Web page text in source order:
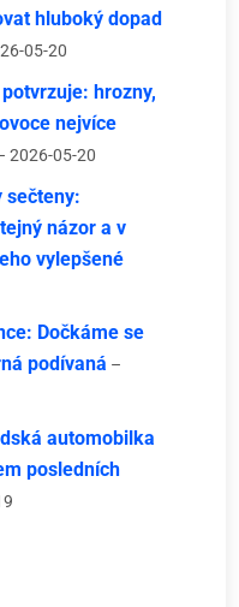
hluboký dopad
05-20
hrozny,
nejvíce
2026-05-20
sečteny:
názor a v
vylepšené
Dočkáme se
podívaná –
automobilka
posledních